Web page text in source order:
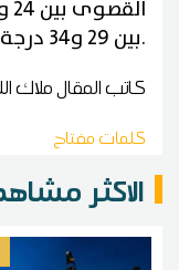
بين 29 و34 درجة ببقية الجهات.
كاتب المقالملاك
كلمات مفتاح
الاكثر